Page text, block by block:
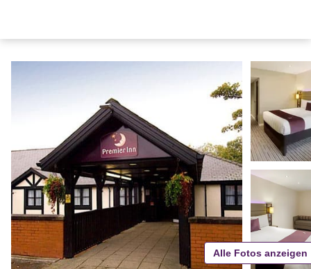
Alle Fotos anzeigen